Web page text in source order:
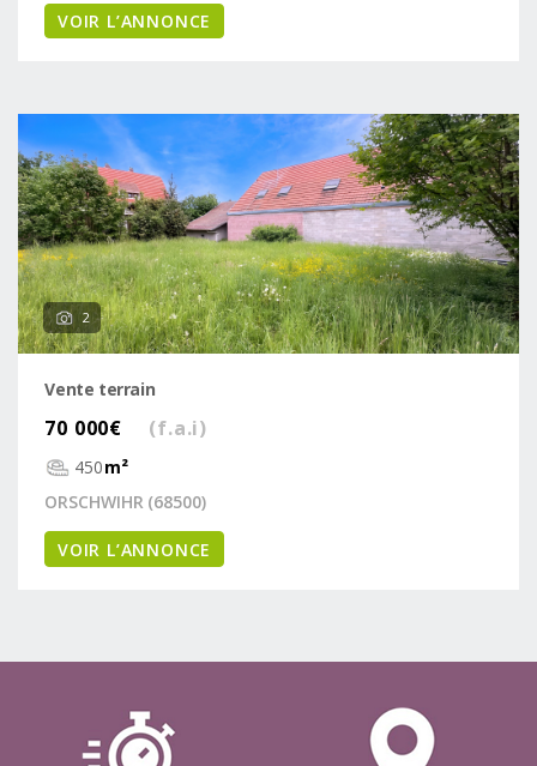
VOIR L’ANNONCE
2
Vente terrain
70 000€ (f.a.i)
450m²
ORSCHWIHR (68500)
VOIR L’ANNONCE